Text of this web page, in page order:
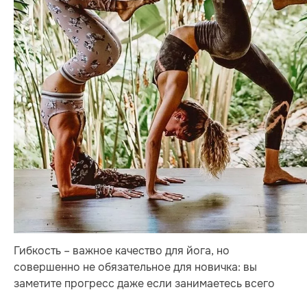
Гибкость – важное качество для йога, но
совершенно не обязательное для новичка: вы
заметите прогресс даже если занимаетесь всего